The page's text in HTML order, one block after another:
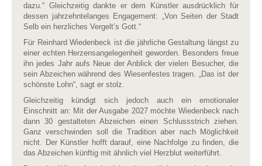
dazu.“ Gleichzeitig dankte er dem Künstler ausdrücklich für
dessen jahrzehntelanges Engagement: „Von Seiten der Stadt
Selb ein herzliches Vergelt’s Gott.“
Für Reinhard Wiedenbeck ist die jährliche Gestaltung längst zu
einer echten Herzensangelegenheit geworden. Besonders freue
ihn jedes Jahr aufs Neue der Anblick der vielen Besucher, die
sein Abzeichen während des Wiesenfestes tragen. „Das ist der
schönste Lohn“, sagt er stolz.
Gleichzeitig kündigt sich jedoch auch ein emotionaler
Einschnitt an: Mit der Ausgabe 2027 möchte Wiedenbeck nach
dann 30 gestalteten Abzeichen einen Schlussstrich ziehen.
Ganz verschwinden soll die Tradition aber nach Möglichkeit
nicht. Der Künstler hofft darauf, eine Nachfolge zu finden, die
das Abzeichen künftig mit ähnlich viel Herzblut weiterführt.